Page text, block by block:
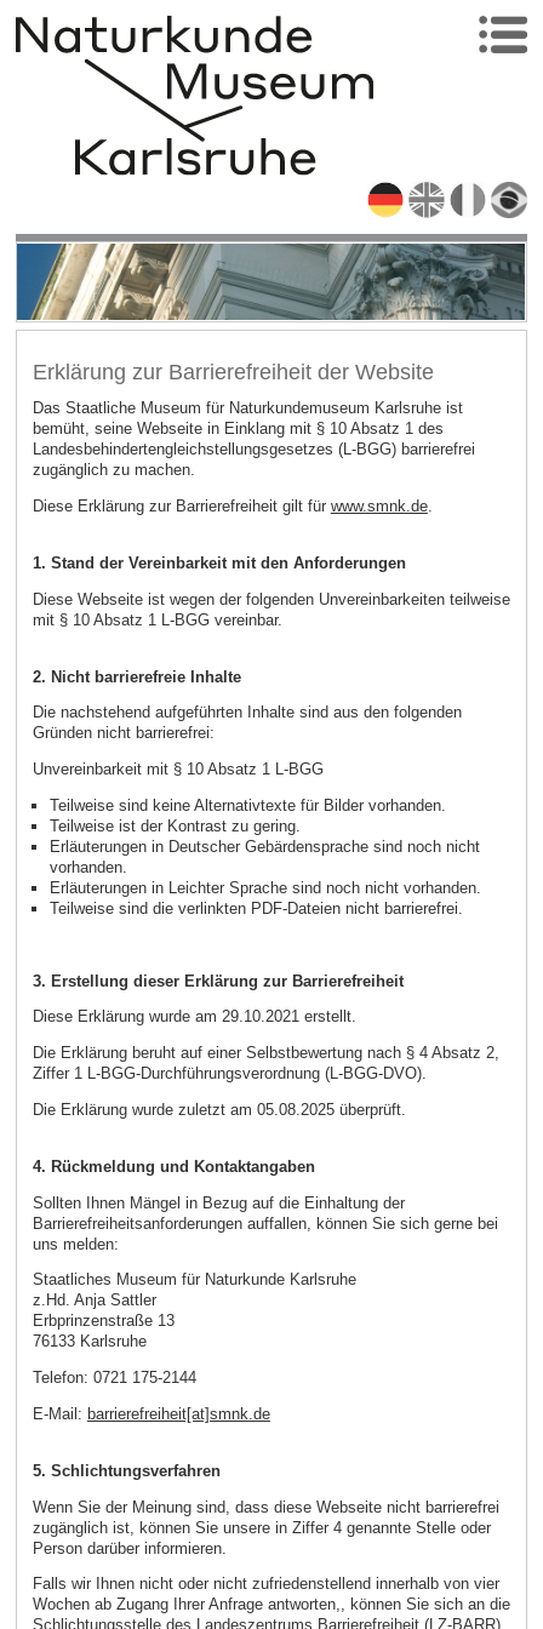
Erklärung zur Barrierefreiheit der Website
Das Staatliche Museum für Naturkundemuseum Karlsruhe ist
bemüht, seine Webseite in Einklang mit § 10 Absatz 1 des
Landesbehindertengleichstellungsgesetzes (L-BGG) barrierefrei
zugänglich zu machen.
Diese Erklärung zur Barrierefreiheit gilt für www.smnk.de.
1. Stand der Vereinbarkeit mit den Anforderungen
Diese Webseite ist wegen der folgenden Unvereinbarkeiten teilweise
mit § 10 Absatz 1 L-BGG vereinbar.
2. Nicht barrierefreie Inhalte
Die nachstehend aufgeführten Inhalte sind aus den folgenden
Gründen nicht barrierefrei:
Unvereinbarkeit mit § 10 Absatz 1 L-BGG
Teilweise sind keine Alternativtexte für Bilder vorhanden.
Teilweise ist der Kontrast zu gering.
Erläuterungen in Deutscher Gebärdensprache sind noch nicht
vorhanden.
Erläuterungen in Leichter Sprache sind noch nicht vorhanden.
Teilweise sind die verlinkten PDF-Dateien nicht barrierefrei.
3. Erstellung dieser Erklärung zur Barrierefreiheit
Diese Erklärung wurde am 29.10.2021 erstellt.
Die Erklärung beruht auf einer Selbstbewertung nach § 4 Absatz 2,
Ziffer 1 L-BGG-Durchführungsverordnung (L-BGG-DVO).
Die Erklärung wurde zuletzt am 05.08.2025 überprüft.
4. Rückmeldung und Kontaktangaben
Sollten Ihnen Mängel in Bezug auf die Einhaltung der
Barrierefreiheitsanforderungen auffallen, können Sie sich gerne bei
uns melden:
Staatliches Museum für Naturkunde Karlsruhe
z.Hd. Anja Sattler
Erbprinzenstraße 13
76133 Karlsruhe
Telefon: 0721 175-2144
E-Mail: barrierefreiheit[at]smnk.de
5. Schlichtungsverfahren
Wenn Sie der Meinung sind, dass diese Webseite nicht barrierefrei
zugänglich ist, können Sie unsere in Ziffer 4 genannte Stelle oder
Person darüber informieren.
Falls wir Ihnen nicht oder nicht zufriedenstellend innerhalb von vier
Wochen ab Zugang Ihrer Anfrage antworten,, können Sie sich an die
Schlichtungsstelle des Landeszentrums Barrierefreiheit (LZ-BARR)